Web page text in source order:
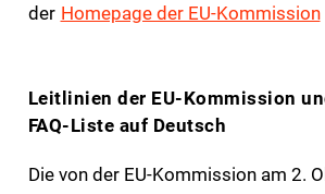
der Homepage der EU-Kommission
Leitlinien der EU-Kommission
FAQ-Liste auf Deutsch
Die von der EU-Kommission am 2.